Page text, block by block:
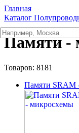
Главная
Каталог
Памяти -
Товаров: 8181
Памяти SRAM